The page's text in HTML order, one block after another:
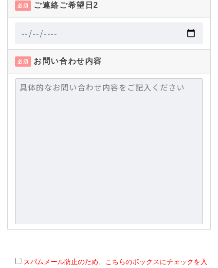
必須 ご連絡ご希望日2
必須 お問い合わせ内容
スパムメール防止のため、こちらのボックスにチェックを入